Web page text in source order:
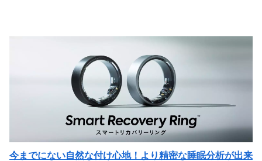
今までにない自然な付け心地！より精密な睡眠分析が出来